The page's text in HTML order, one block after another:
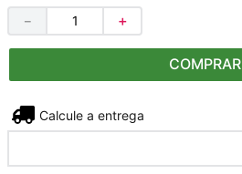
＋
－
COMPRAR
Não sei meu CEP